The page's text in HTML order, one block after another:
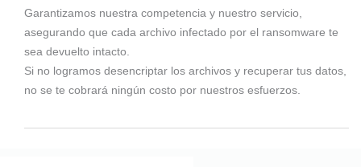
Garantizamos nuestra competencia y nuestro servicio,
asegurando que cada archivo infectado por el ransomware te
sea devuelto intacto.
Si no logramos desencriptar los archivos y recuperar tus datos,
no se te cobrará ningún costo por nuestros esfuerzos.